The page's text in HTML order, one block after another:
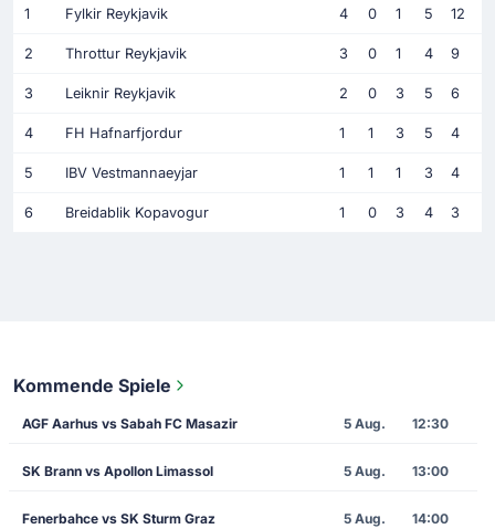
1 Fylkir Reykjavik 4 0 1 5 12
2 Throttur Reykjavik 3 0 1 4 9
3 Leiknir Reykjavik 2 0 3 5 6
4 FH Hafnarfjordur 1 1 3 5 4
5 IBV Vestmannaeyjar 1 1 1 3 4
6 Breidablik Kopavogur 1 0 3 4 3
Kommende Spiele
AGF Aarhus vs Sabah FC Masazir 5 Aug. 12:30
SK Brann vs Apollon Limassol 5 Aug. 13:00
Fenerbahce vs SK Sturm Graz 5 Aug. 14:00